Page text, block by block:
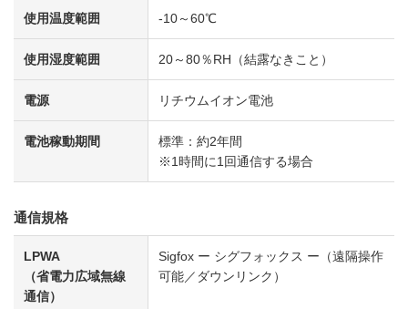
使用温度範囲 -10～60℃
使用湿度範囲 20～80％RH（結露なきこと）
電源 リチウムイオン電池
電池稼動期間
標準：約2年間
※1時間に1回通信する場合
通信規格
LPWA
（省電力広域無線
通信）
Sigfox ー シグフォックス ー（遠隔操作
可能／ダウンリンク）